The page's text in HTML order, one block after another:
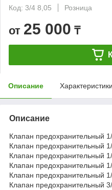
Код: 3/4 8,05
Розница
от 25 000 ₸
Описание Характеристики
Описание
Клапан предохранительный
Клапан предохранительный
Клапан предохранительный
Клапан предохранительный
Клапан предохранительный
Клапан предохранительный